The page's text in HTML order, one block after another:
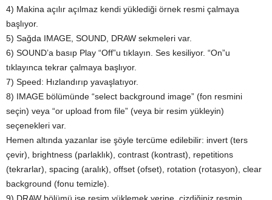
4) Makina açılır açılmaz kendi yüklediği örnek resmi çalmaya
başlıyor.
5) Sağda IMAGE, SOUND, DRAW sekmeleri var.
6) SOUND’a basıp Play “Off”u tıklayın. Ses kesiliyor. “On”u
tıklayınca tekrar çalmaya başlıyor.
7) Speed: Hızlandırıp yavaşlatıyor.
8) IMAGE bölümünde “select background image” (fon resmini
seçin) veya “or upload from file” (veya bir resim yükleyin)
seçenekleri var.
Hemen altında yazanlar ise şöyle tercüme edilebilir: invert (ters
çevir), brightness (parlaklık), contrast (kontrast), repetitions
(tekrarlar), spacing (aralık), offset (ofset), rotation (rotasyon), clear
background (fonu temizle).